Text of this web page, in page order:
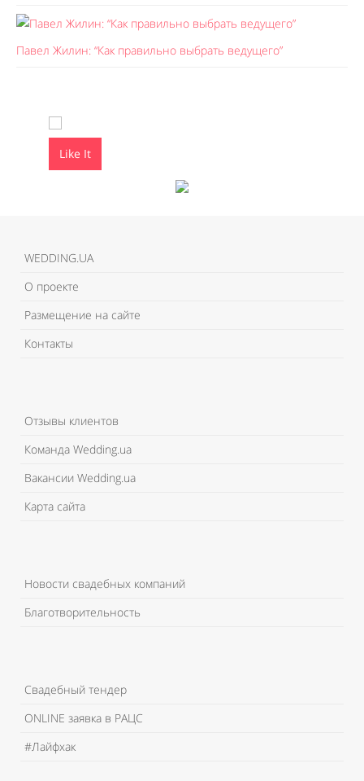
Павел Жилин: “Как правильно выбрать ведущего”
Like It
WEDDING.UA
О проекте
Размещение на сайте
Контакты
Отзывы клиентов
Команда Wedding.ua
Вакансии Wedding.ua
Карта сайта
Новости свадебных компаний
Благотворительность
Свадебный тендер
ONLINE заявка в РАЦС
#Лайфхак